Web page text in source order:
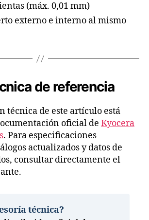
(máx. 0,01 mm)
externo e interno al mismo
de referencia
técnica de este artículo está
oficial de Kyocera
. Para especificaciones
actualizados y datos de
consultar directamente el
técnica?